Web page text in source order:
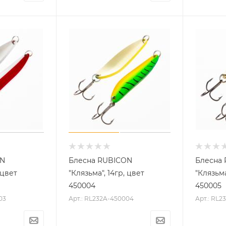
Блесна RUBICON
"Клязьма", 14гр, цвет
450004
Арт.: RL232A-450004
Блесна
450005
Арт.: